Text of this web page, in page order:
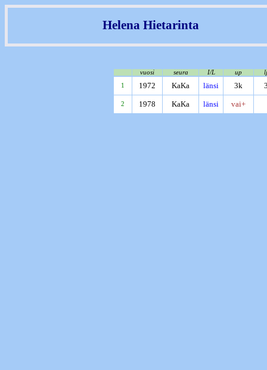
Helena Hietarinta
vuosi seura I/L up
lj
1
1972 KaKa länsi 3k
2 1978 KaKa länsi vai+